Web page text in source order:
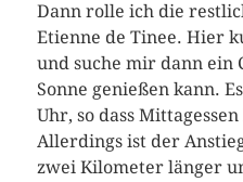
Dann rolle ich die
Etienne de Tinee. Hier
und suche mir dann ein
Sonne genießen kann.
Uhr, so dass
Allerdings ist der
zwei Kilometer länger